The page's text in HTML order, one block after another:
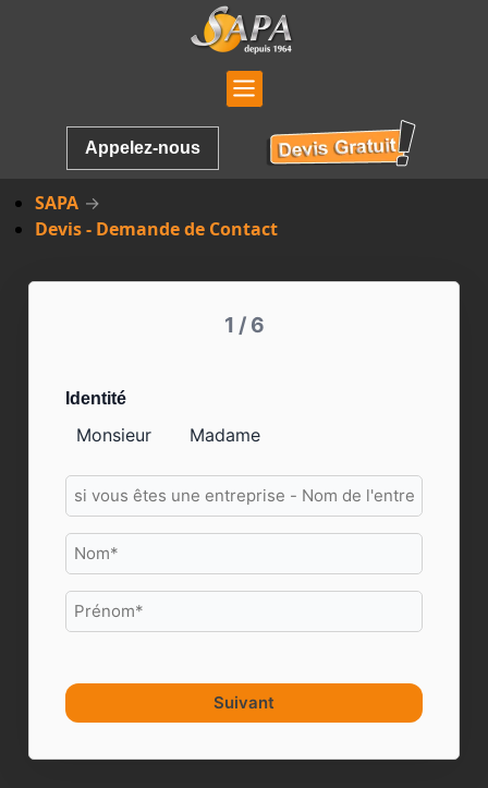
Appelez-nous
SAPA
Devis - Demande de Contact
1 / 6
Identité
Monsieur Madame
Suivant